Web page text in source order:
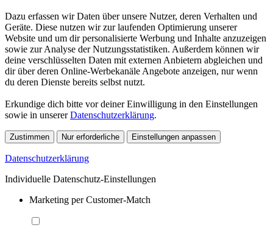
Dazu erfassen wir Daten über unsere Nutzer, deren Verhalten und
Geräte. Diese nutzen wir zur laufenden Optimierung unserer
Website und um dir personalisierte Werbung und Inhalte anzuzeigen
sowie zur Analyse der Nutzungsstatistiken. Außerdem können wir
deine verschlüsselten Daten mit externen Anbietern abgleichen und
dir über deren Online-Werbekanäle Angebote anzeigen, nur wenn
du deren Dienste bereits selbst nutzt.
Erkundige dich bitte vor deiner Einwilligung in den Einstellungen
sowie in unsererDatenschutzerklärung.
Zustimmen Nur erforderliche Einstellungen anpassen
Datenschutzerklärung
Individuelle Datenschutz-Einstellungen
Marketing per Customer-Match